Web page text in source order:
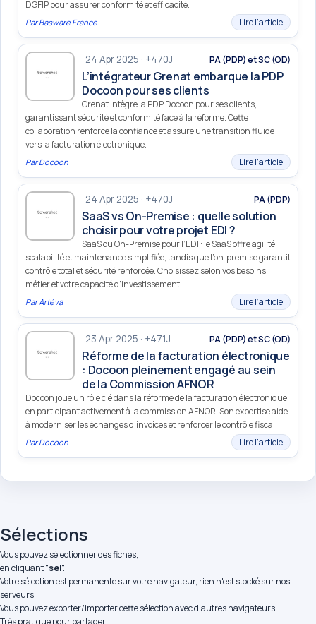
DGFIP pour assurer conformité et efficacité.
ParBasware France Lire l’article
24 Apr 2025 · +470J PA (PDP) et SC (OD)
L’intégrateur Grenat embarque la PDP
Docoon pour ses clients
Grenat intègre la PDP Docoon pour ses clients,
garantissant sécurité et conformité face à la réforme. Cette
collaboration renforce la confiance et assure une transition fluide
vers la facturation électronique.
ParDocoon Lire l’article
24 Apr 2025 · +470J PA (PDP)
SaaS vs On-Premise : quelle solution
choisir pour votre projet EDI ?
SaaS ou On-Premise pour l’EDI : le SaaS offre agilité,
scalabilité et maintenance simplifiée, tandis que l’on‑premise garantit
contrôle total et sécurité renforcée. Choisissez selon vos besoins
métier et votre capacité d’investissement.
ParArtéva Lire l’article
23 Apr 2025 · +471J PA (PDP) et SC (OD)
Réforme de la facturation électronique
: Docoon pleinement engagé au sein
de la Commission AFNOR
Docoon joue un rôle clé dans la réforme de la facturation électronique,
en participant activement à la commission AFNOR. Son expertise aide
à moderniser les échanges d’invoices et renforcer le contrôle fiscal.
ParDocoon Lire l’article
Sélections
Vous pouvez sélectionner des fiches,
en cliquant "sel".
Votre sélection est permanente sur votre navigateur, rien n'est stocké sur nos
serveurs.
Vous pouvez exporter/importer cette sélection avec d'autres navigateurs.
Très pratique pour partager.